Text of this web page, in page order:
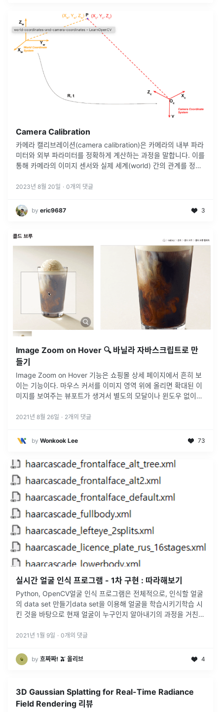
Camera Calibration
카메라 캘리브레이션(camera calibration)은 카메라의 내부 파라
미터와 외부 파라미터를 정확하게 계산하는 과정을 말합니다. 이를
통해 카메라의 이미지 센서와 실제 세계(world) 간의 관계를 정확
2023년 8월 20일 · 0개의 댓글
by eric9687 3
Image Zoom on Hover 🔍 바닐라 자바스크립트로 만
들기
Image Zoom on Hover 기능은 쇼핑몰 상세 페이지에서 흔히 보
이는 기능이다. 마우스 커서를 이미지 영역 위에 올리면 확대된 이
미지를 보여주는 뷰포트가 생겨서 별도의 모달이나 윈도우 없이도
트에...
2021년 8월 26일 · 2개의 댓글
by Wonkook Lee 73
실시간 얼굴 인식 프로그램 - 1차 구현 : 따라해보기
Python, OpenCV얼굴 인식 프로그램은 전체적으로, 인식할 얼굴
의 data set 만들기data set을 이용해 얼굴을 학습시키기학습 시
킨 것을 바탕으로 현재 얼굴이 누구인지 알아내기의 과정을 거친
2021년 1월 9일 · 0개의 댓글
by 흐짜짜! 🫒 올리브 4
3D Gaussian Splatting for Real-Time Radiance
Field Rendering 리뷰